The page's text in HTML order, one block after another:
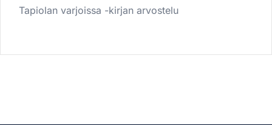
Tapiolan varjoissa -kirjan arvostelu